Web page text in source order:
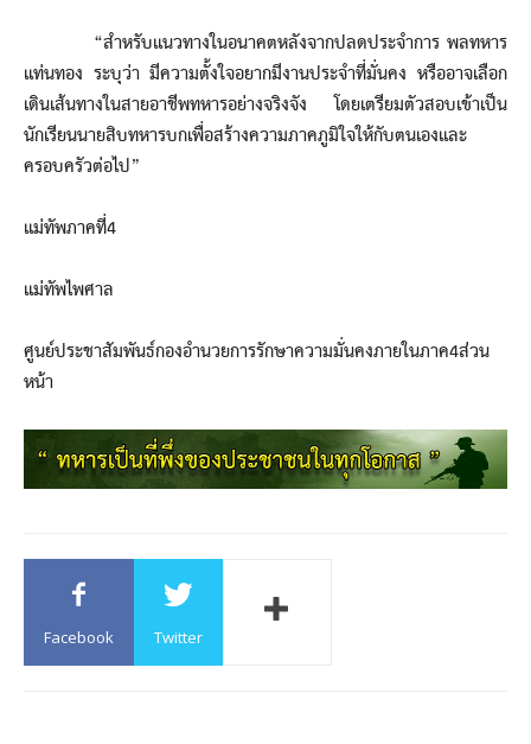
“สำหรับแนวทางในอนาคตหลังจากปลดประจำการ พลทหาร
แท่นทอง ระบุว่า มีความตั้งใจอยากมีงานประจำที่มั่นคง หรืออาจเลือก
เดินเส้นทางในสายอาชีพทหารอย่างจริงจัง โดยเตรียมตัวสอบเข้าเป็น
นักเรียนนายสิบทหารบกเพื่อสร้างความภาคภูมิใจให้กับตนเองและ
ครอบครัวต่อไป”
แม่ทัพภาคที่4
แม่ทัพไพศาล
ศูนย์ประชาสัมพันธ์กองอำนวยการรักษาความมั่นคงภายในภาค4ส่วน
หน้า
Facebook Twitter